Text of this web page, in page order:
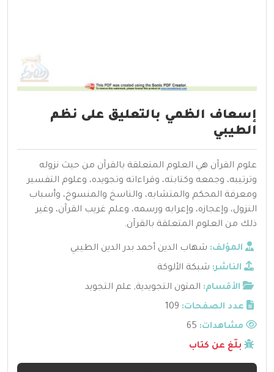
إسعاف الظمي بالتعليق على نظم
الطيبي
علوم القرآن هي العلوم المتعلقة بالقرآن من حيث نزوله
وترتيبه، وجمعه وكتابته، وقراءاته وتجويده، وعلوم التفسير
ومعرفة المحكم والمتشابه، والناسخ والمنسوخ، وأسباب
النزول، وإعجازه، وإعرابه ورسمه، وعلم غريب القرآن، وغير
ذلك من العلوم المتعلقة بالقرآن.
المؤلف: شهاب الدين أحمد بدر الدين الطيبي
الناشر: شبكة الألوكة
الأقسام: المتون التجويدية, علم التجويد
عدد الصفحات: 109
مشاهدات:
بلّغ عن كتاب